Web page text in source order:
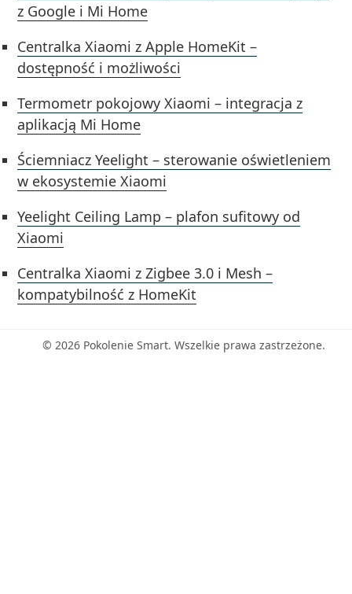
z Google i Mi Home
Centralka Xiaomi z Apple HomeKit –
dostępność i możliwości
Termometr pokojowy Xiaomi – integracja z
aplikacją Mi Home
Ściemniacz Yeelight – sterowanie oświetleniem
w ekosystemie Xiaomi
Yeelight Ceiling Lamp – plafon sufitowy od
Xiaomi
Centralka Xiaomi z Zigbee 3.0 i Mesh –
kompatybilność z HomeKit
© 2026 Pokolenie Smart. Wszelkie prawa zastrzeżone.